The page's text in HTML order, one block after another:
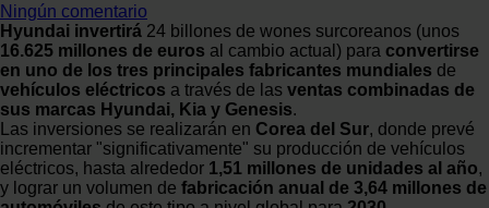
Ningún comentario
Hyundai invertirá 24 billones de wones surcoreanos (unos
16.625 millones de euros al cambio actual) para convertirse
en uno de los tres principales fabricantes mundiales de
vehículos eléctricos a través de las ventas combinadas de
sus marcas Hyundai, Kia y Genesis.
Las inversiones se realizarán en Corea del Sur, donde prevé
incrementar "significativamente" su producción de vehículos
eléctricos, hasta alrededor 1,51 millones de unidades al año,
y lograr un volumen de fabricación anual de 3,64 millones de